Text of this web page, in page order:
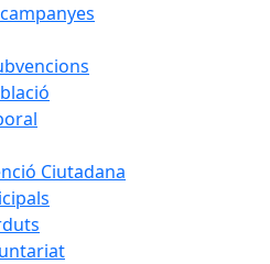
Ciutadana